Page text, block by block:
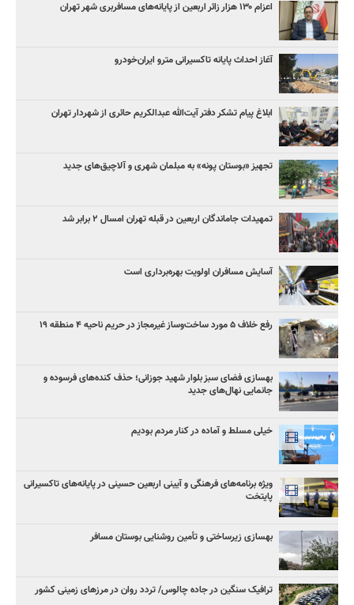
اعزام ۱۳۰ هزار زائر اربعین از پایانه‌های مسافربری شهر تهران
آغاز احداث پایانه تاکسیرانی مترو ایران‌خودرو
ابلاغ پیام تشکر دفتر آیت‌الله عبدالکریم حائری از شهردار تهران
تجهیز «بوستان پونه» به مبلمان شهری و آلاچیق‌های جدید
تمهیدات جاماندگان اربعین در قبله تهران امسال ۲ برابر شد
آسایش مسافران اولویت بهره‌برداری است
رفع خلاف ۵ مورد ساخت‌وساز غیرمجاز در حریم ناحیه ۴ منطقه ۱۹
بهسازی فضای سبز بلوار شهید جوزانی؛ حذف کنده‌های فرسوده و
جانمایی نهال‌های جدید
خیلی مسلط و آماده در کنار مردم بودیم
ویژه برنامه‌های فرهنگی و آیینی اربعین حسینی در پایانه‌های تاکسیرانی
پایتخت
بهسازی زیرساختی و تأمین روشنایی بوستان مسافر
ترافیک سنگین در جاده چالوس/ تردد روان در مرزهای زمینی کشور